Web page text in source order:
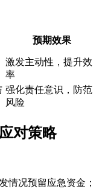
预期效果
激发主动性，提升效
率
强化责任意识，防范
风险
对策略
情况预留应急资金；